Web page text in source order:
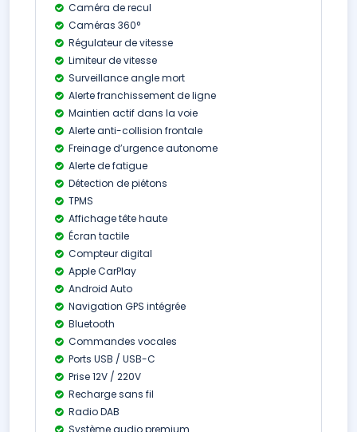
Caméra de recul
Caméras 360°
Régulateur de vitesse
Limiteur de vitesse
Surveillance angle mort
Alerte franchissement de ligne
Maintien actif dans la voie
Alerte anti-collision frontale
Freinage d’urgence autonome
Alerte de fatigue
Détection de piétons
TPMS
Affichage tête haute
Écran tactile
Compteur digital
Apple CarPlay
Android Auto
Navigation GPS intégrée
Bluetooth
Commandes vocales
Ports USB / USB-C
Prise 12V / 220V
Recharge sans fil
Radio DAB
Système audio premium